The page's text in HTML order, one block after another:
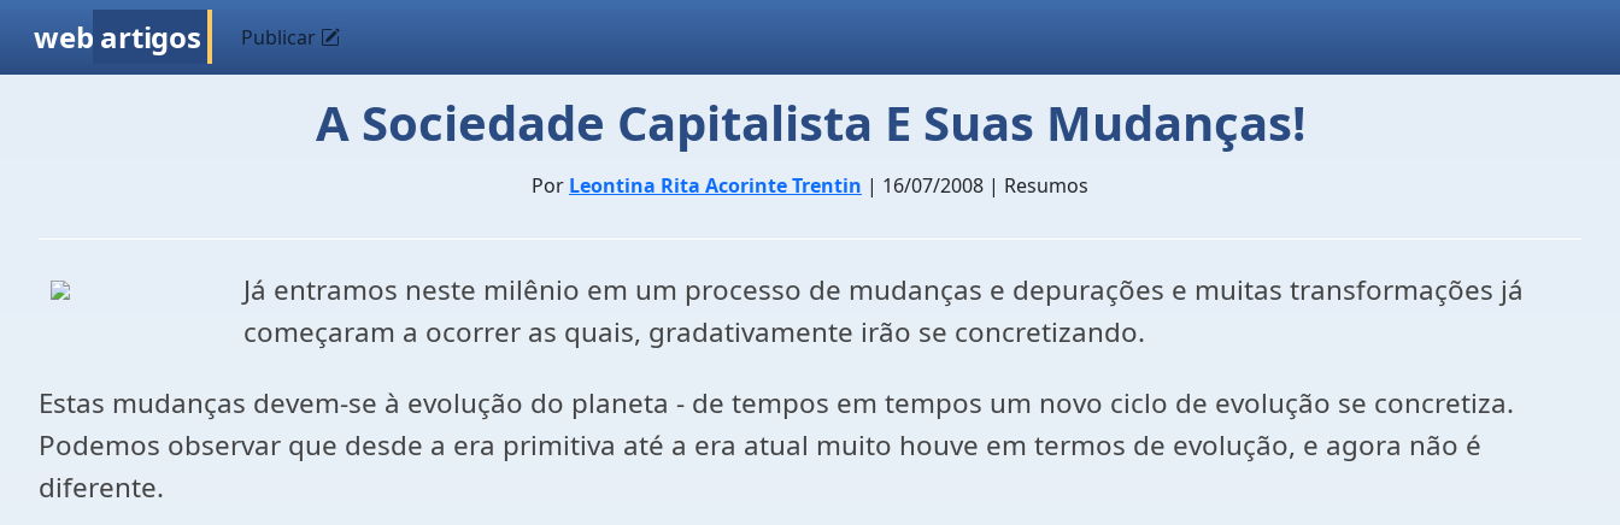
web artigos Publicar
A Sociedade Capitalista E Suas Mudanças!
Por Leontina Rita Acorinte Trentin | 16/07/2008 | Resumos
Já entramos neste milênio em um processo de mudanças e depurações e muitas transformações já
começaram a ocorrer as quais, gradativamente irão se concretizando.
Estas mudanças devem-se à evolução do planeta - de tempos em tempos um novo ciclo de evolução se concretiza.
Podemos observar que desde a era primitiva até a era atual muito houve em termos de evolução, e agora não é
diferente.